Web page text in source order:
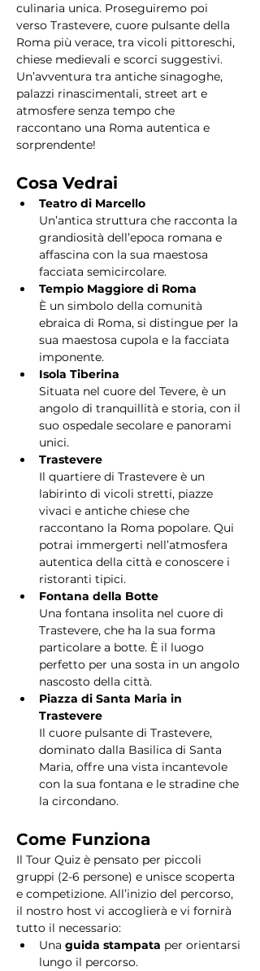
culinaria unica. Proseguiremo poi
verso Trastevere, cuore pulsante della
Roma più verace, tra vicoli pittoreschi,
chiese medievali e scorci suggestivi.
Un’avventura tra antiche sinagoghe,
palazzi rinascimentali, street art e
atmosfere senza tempo che
raccontano una Roma autentica e
sorprendente!
Cosa Vedrai
Teatro di Marcello
Un’antica struttura che racconta la
grandiosità dell’epoca romana e
affascina con la sua maestosa
facciata semicircolare.
Tempio Maggiore di Roma
È un simbolo della comunità
ebraica di Roma, si distingue per la
sua maestosa cupola e la facciata
imponente.
Isola Tiberina
Situata nel cuore del Tevere, è un
angolo di tranquillità e storia, con il
suo ospedale secolare e panorami
unici.
Trastevere
Il quartiere di Trastevere è un
labirinto di vicoli stretti, piazze
vivaci e antiche chiese che
raccontano la Roma popolare. Qui
potrai immergerti nell’atmosfera
autentica della città e conoscere i
ristoranti tipici.
Fontana della Botte
Una fontana insolita nel cuore di
Trastevere, che ha la sua forma
particolare a botte. È il luogo
perfetto per una sosta in un angolo
nascosto della città.
Piazza di Santa Maria in
Trastevere
Il cuore pulsante di Trastevere,
dominato dalla Basilica di Santa
Maria, offre una vista incantevole
con la sua fontana e le stradine che
la circondano.
Come Funziona
Il Tour Quiz è pensato per piccoli
gruppi (2-6 persone) e unisce scoperta
e competizione. All’inizio del percorso,
il nostro host vi accoglierà e vi fornirà
tutto il necessario:
Una guida stampata per orientarsi
lungo il percorso.